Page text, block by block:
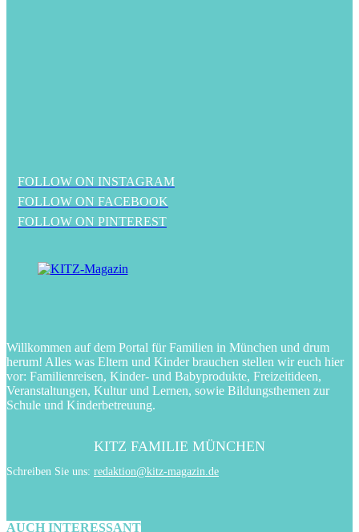
FOLLOW ON INSTAGRAM
FOLLOW ON FACEBOOK
FOLLOW ON PINTEREST
Willkommen auf dem Portal für Familien in München und drum
herum! Alles was Eltern und Kinder brauchen stellen wir euch hier
vor: Familienreisen, Kinder- und Babyprodukte, Freizeitideen,
Veranstaltungen, Kultur und Lernen, sowie Bildungsthemen zur
Schule und Kinderbetreuung.
KITZ FAMILIE MÜNCHEN
Schreiben Sie uns: redaktion@kitz-magazin.de
AUCH INTERESSANT